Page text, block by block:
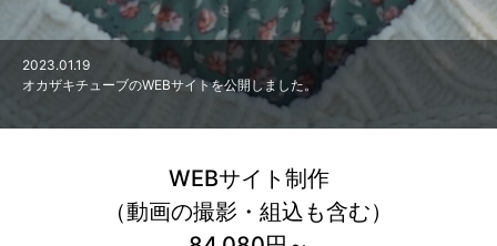
2023.04.19
岡崎市公式セレクトショップ「おかふる」の取材・撮影を担当しました！
2023.04.12
岡崎市の外壁塗装会社「垰塗装」様の会社紹介動画を制作させていただきま
2023.01.31
3月4日(土)に乙川河川敷で桜撮影会を開催します！
2023.01.19
オカザキチューブのWEBサイトを公開しました。
WEBサイト制作
（動画の撮影・組込も含む）